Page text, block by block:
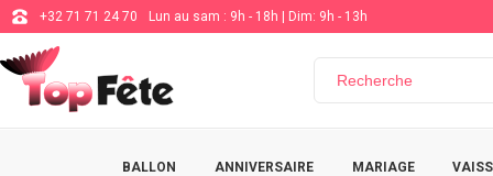
+32 71 71 24 70 Lun au sam : 9h - 18h | Dim: 9h - 13h
BALLON ANNIVERSAIRE MARIAGE